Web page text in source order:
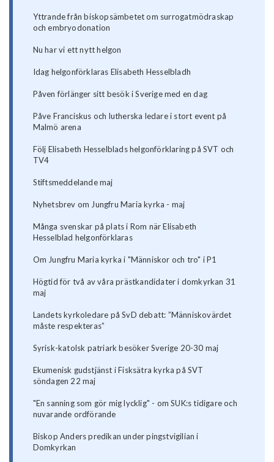
Yttrande från biskopsämbetet om surrogatmödraskap
och embryodonation
Nu har vi ett nytt helgon
Idag helgonförklaras Elisabeth Hesselbladh
Påven förlänger sitt besök i Sverige med en dag
Påve Franciskus och lutherska ledare i stort event på
Malmö arena
Följ Elisabeth Hesselblads helgonförklaring på SVT och
TV4
Stiftsmeddelande maj
Nyhetsbrev om Jungfru Maria kyrka - maj
Många svenskar på plats i Rom när Elisabeth
Hesselblad helgonförklaras
Om Jungfru Maria kyrka i "Människor och tro" i P1
Högtid för två av våra prästkandidater i domkyrkan 31
maj
Landets kyrkoledare på SvD debatt: ”Människovärdet
måste respekteras”
Syrisk-katolsk patriark besöker Sverige 20-30 maj
Ekumenisk gudstjänst i Fisksätra kyrka på SVT
söndagen 22 maj
"En sanning som gör mig lycklig" - om SUK:s tidigare och
nuvarande ordförande
Biskop Anders predikan under pingstvigilian i
Domkyrkan